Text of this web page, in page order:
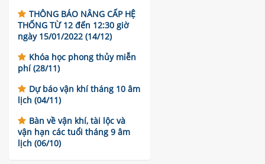
THÔNG BÁO NÂNG CẤP HỆ
THỐNG TỪ 12 đến 12:30 giờ
ngày 15/01/2022 (14/12)
Khóa học phong thủy miễn
phí (28/11)
Dự báo vận khí tháng 10 âm
lịch (04/11)
Bàn về vận khí, tài lộc và
vận hạn các tuổi tháng 9 âm
lịch (06/10)